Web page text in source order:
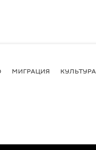
МИГРАЦИЯ КУЛЬТУРА